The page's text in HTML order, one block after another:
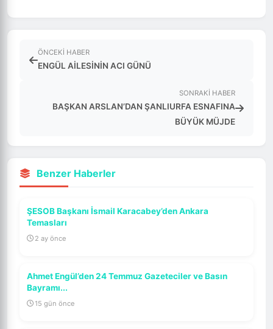
ÖNCEKI HABER
ENGÜL AİLESİNİN ACI GÜNÜ
SONRAKI HABER
BAŞKAN ARSLAN’DAN ŞANLIURFA ESNAFINA
BÜYÜK MÜJDE
Benzer Haberler
ŞESOB Başkanı İsmail Karacabey’den Ankara
Temasları
2 ay önce
Ahmet Engül’den 24 Temmuz Gazeteciler ve Basın
Bayramı...
15 gün önce